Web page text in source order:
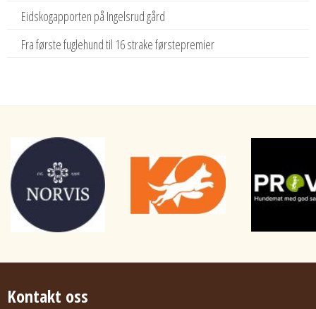
Eidskogapporten på Ingelsrud gård
Fra første fuglehund til 16 strake førstepremier
Kontakt oss